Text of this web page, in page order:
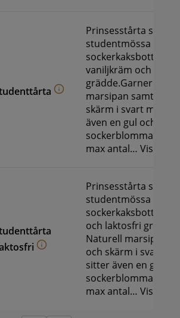
Prinsesstårta som
studentmössa med
sockerkaksbotten,
vaniljkräm och
grädde.Garnering:
marsipan samt
skärm i svart
även en gul och blå
sockerblomma.Text
max antal… Visa
Prinsesstårta som
studentmössa med
sockerkaksbotten,
och laktosfri
Naturell marsipan
och skärm i svart
sitter även en gul
sockerblomma.Text
max antal… Visa